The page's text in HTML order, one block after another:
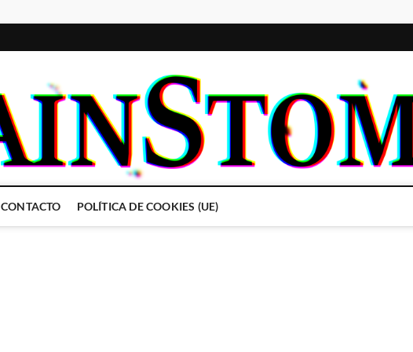
CONTACTO POLÍTICA DE COOKIES (UE)